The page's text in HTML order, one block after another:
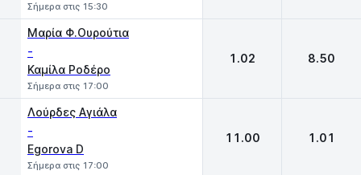
Σήμερα στις 15:30
Μαρία Φ.Ουρούτια
-
Καμίλα Ροδέρο
Σήμερα στις 17:00
1.02 8.50
Λούρδες Αγιάλα
-
Egorova D
Σήμερα στις 17:00
11.00 1.01